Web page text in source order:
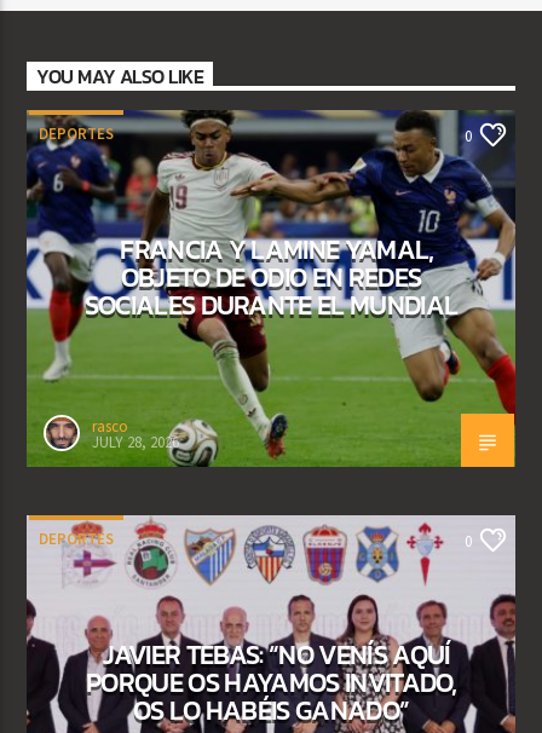
YOU MAY ALSO LIKE
DEPORTES 0
FRANCIA Y LAMINE YAMAL,
OBJETO DE ODIO EN REDES
SOCIALES DURANTE EL MUNDIAL
rasco
JULY 28, 2026
DEPORTES 0
JAVIER TEBAS: “NO VENÍS AQUÍ
PORQUE OS HAYAMOS INVITADO,
OS LO HABÉIS GANADO”